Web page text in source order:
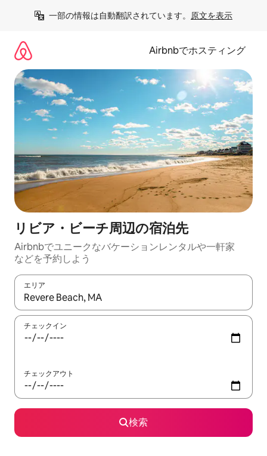
一部の情報は自動翻訳されています。 原文を表示
Airbnbでホスティング
リビア・ビーチ⁠周⁠辺⁠の宿⁠泊⁠先
Airbnbでユニークなバ⁠ケ⁠ー⁠シ⁠ョ⁠ンレ⁠ン⁠タ⁠ルや一⁠軒⁠家
な⁠ど⁠を予⁠約⁠し⁠よ⁠う
エリア
検索結果が表示されたら、上下の矢印キーを使って移動するか
チェックイン
チェックアウト
検索